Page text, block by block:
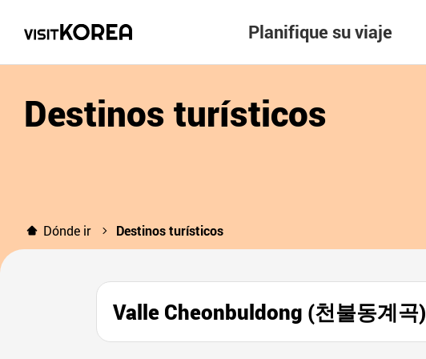
Planifique su viaje
Destinos turísticos
Dónde ir Destinos turísticos
Valle Cheonbuldong (천불동계곡)